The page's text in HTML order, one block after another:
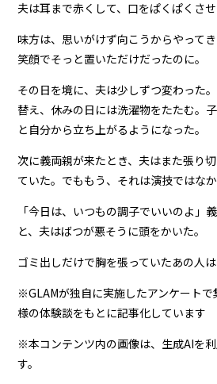
夫は耳まで赤くして、口をぱくぱくさせ
味方は、思いがけず向こうからやってき
笑顔でそっと置いただけだったのに。
その日を境に、夫は少しずつ変わった
替え、休みの日には洗濯物をたたむ。
と自分から立ち上がるようになった。
次に義両親が来たとき、夫はまた張り
ていた。でももう、それは演技ではなか
「今日は、いつもの調子でいいのよ」
と、夫はばつが悪そうに頭をかいた。
ゴミ出しだけで胸を張っていたあの人は
※GLAMが独自に実施したアンケート
様の体験談をもとに記事化しています
※本コンテンツ内の画像は、生成AIを
す。